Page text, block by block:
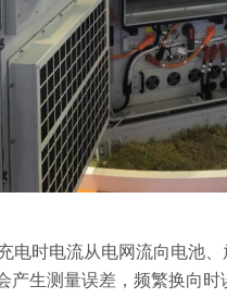
时电流从电网流向电池、
产生测量误差，频繁换向